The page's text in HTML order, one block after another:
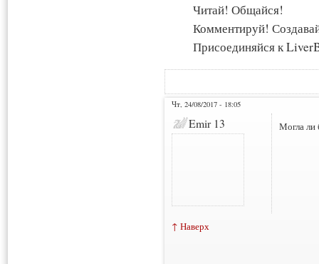
Читай! Общайся!
Комментируй!
Присоединяйся к
Чт, 24/08/2017 - 18:05
Emir 13 Могла ли
↑ Наверх